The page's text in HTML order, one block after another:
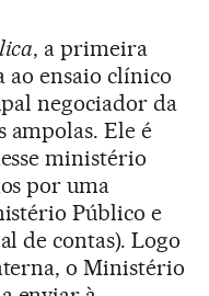
, a primeira
ao ensaio clínico
negociador da
ampolas. Ele é
ministério
por uma
Público e
de contas). Logo
o Ministério